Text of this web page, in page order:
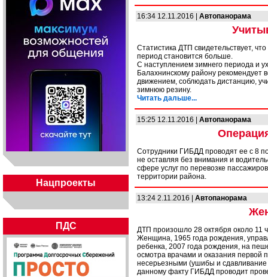
Нацпроекты
ПДС
16:34 12.11.2016 | Автопанорама
Статистика ДТП свидетельствует,
период становится больше.
С наступлением зимнего периода
Балахнинскому району рекомендует
движением, соблюдать дистанцию,
зимнюю резину.
Читать дальше...
15:25 12.11.2016 | Автопанорама
Сотрудники ГИБДД проводят ее с 8
не оставляя без внимания и
сфере услуг по перевозке
территории района.
13:24 2.11.2016 | Автопанорама
ДТП произошло 28 октября около 11
Женщина, 1965 года рождения,
ребенка, 2007 года рождения, на
осмотра врачами и оказания первой
несерьезными (ушибы и сдавливание
данному факту ГИБДД проводит